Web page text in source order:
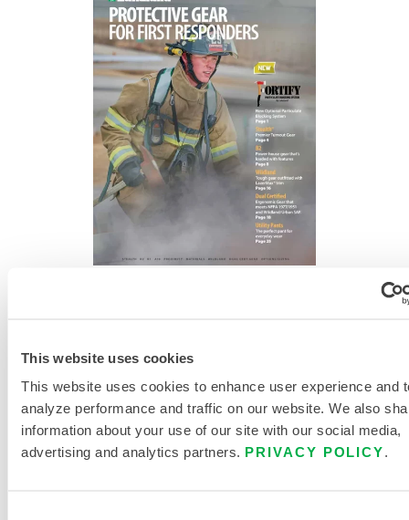
This website uses cookies
This website uses cookies to enhance user experience and
analyze performance and traffic on our website. We also
information about your use of our site with our social media,
advertising and analytics partners. PRIVACY POLICY.